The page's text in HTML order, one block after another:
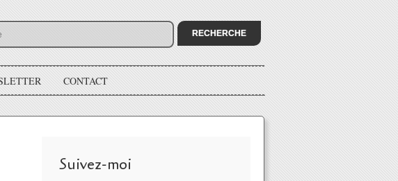
CONTACT
Suivez-moi